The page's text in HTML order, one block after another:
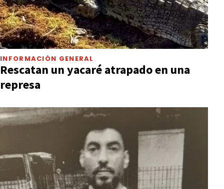
INFORMACIÓN GENERAL
Rescatan un yacaré atrapado en una
represa